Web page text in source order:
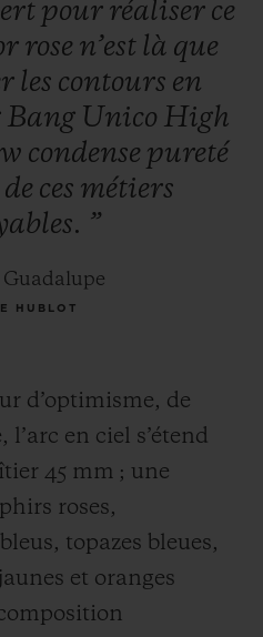
pour réaliser ce
rose n’est là que
les contours en
Bang Unico High
condense pureté
de ces métiers
”
HUBLOT
d’optimisme, de
l’arc en ciel s’étend
45 mm ; une
roses,
topazes bleues,
et oranges